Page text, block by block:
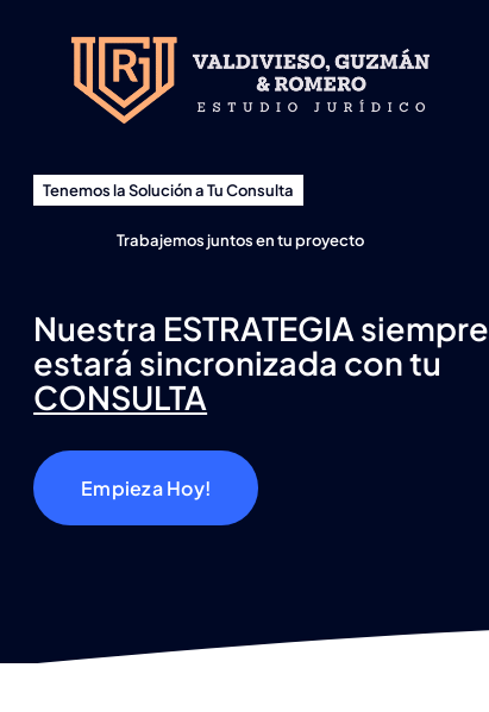
content
Tenemos la Solución a Tu Consulta
Trabajemos juntos en tu proyecto
Nuestra ESTRATEGIA siempre
estará sincronizada con tu
CONSULTA
Empieza Hoy!